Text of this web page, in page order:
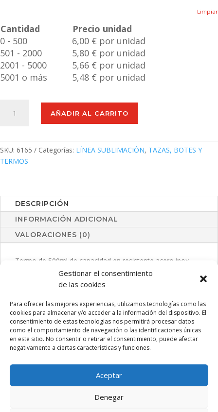
Gestionar el consentimiento
de las cookies
Para ofrecer las mejores experiencias, utilizamos tecnologías como las
cookies para almacenar y/o acceder a la información del dispositivo. El
consentimiento de estas tecnologías nos permitirá procesar datos
como el comportamiento de navegación o las identificaciones únicas
en este sitio. No consentir o retirar el consentimiento, puede afectar
negativamente a ciertas características y funciones.
Aceptar
Denegar
Limpiar
Cantidad
Precio unidad
0 - 500
6,00 € por unidad
501 - 2000
5,80 € por unidad
2001 - 5000
5,66 € por unidad
5001 o más
5,48 € por unidad
Sublimación
AÑADIR AL CARRITO
SKU: 6165 Categorías: LÍNEA SUBLIMACIÓN, TAZAS, BOTES Y
TERMOS
DESCRIPCIÓN
INFORMACIÓN ADICIONAL
VALORACIONES (0)
Termo de 500ml de capacidad en resistente acero inox.
Superficie exterior especialmente diseñada para marcaje
en sublimación. Con tapón de seguridad y presentado en
PRODUCTOS RELACIONADOS